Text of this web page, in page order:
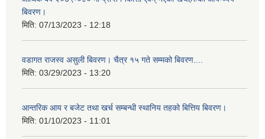
बिवरण।
मिति: 07/13/2023 - 12:18
वडागत राजस्व असुली बिवरण। चैत्र १५ गते सम्मको बिवरण....
मिति: 03/29/2023 - 13:20
आन्तरिक आय र बजेट तथा खर्च सम्बन्धी स्थानिय तहको बित्तिय बिवरण।
मिति: 01/10/2023 - 11:01